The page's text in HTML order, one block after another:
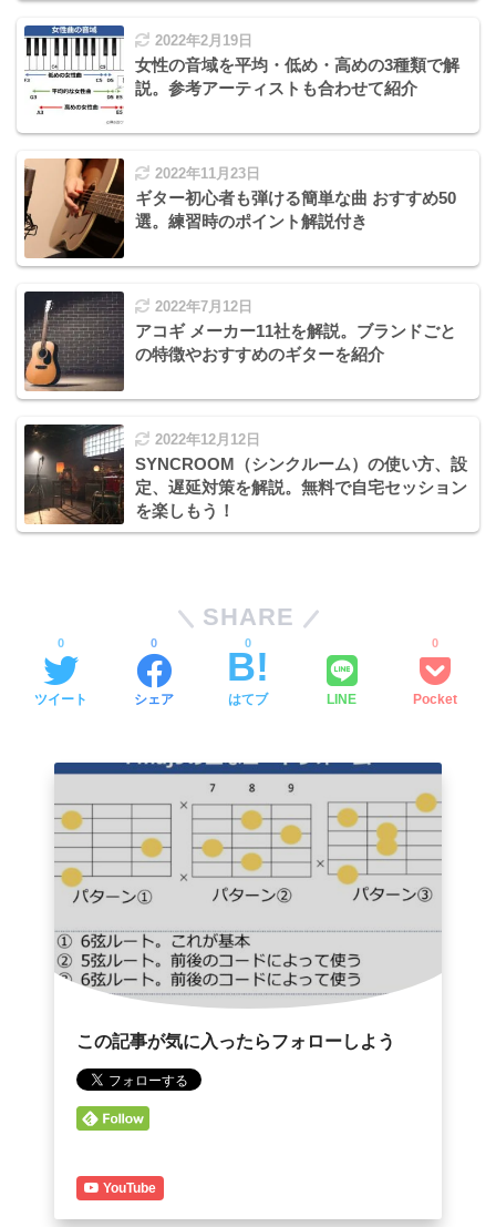
2022年2月19日
女性の音域を平均・低め・高めの3種類で解
説。参考アーティストも合わせて紹介
2022年11月23日
ギター初心者も弾ける簡単な曲 おすすめ50
選。練習時のポイント解説付き
2022年7月12日
アコギ メーカー11社を解説。ブランドごと
の特徴やおすすめのギターを紹介
2022年12月12日
SYNCROOM（シンクルーム）の使い方、設
定、遅延対策を解説。無料で自宅セッション
を楽しもう！
SHARE
ツイート
0
シェア
0
はてブ
0
LINE Pocket
0
この記事が気に入ったらフォローしよう
YouTube